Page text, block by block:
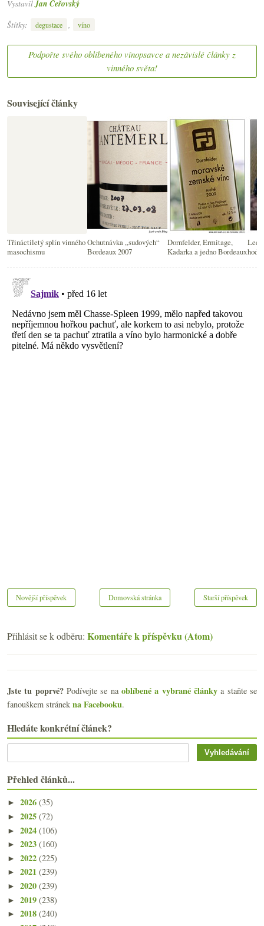
Vystavil Jan Čeřovský
Štítky:
degustace , víno
Podpořte svého oblíbeného vínopsavce a nezávislé články z
vinného světa!
Související články
Třináctiletý splín vinného
masochismu
Ochutnávka „sudových“
Bordeaux 2007
Dornfelder, Ermitage,
Kadarka a jedno Bordeaux
Novější příspěvek Starší příspěvek
Domovská stránka
Přihlásit se k odběru: Komentáře k příspěvku (Atom)
Jste tu poprvé?Podívejte se naoblíbené a vybrané články a staňte se
fanouškem stránek na Facebooku.
Hledáte konkrétní článek?
Přehled článků...
► 2026 (35)
► 2025 (72)
► 2024 (106)
► 2023 (160)
► 2022 (225)
► 2021 (239)
► 2020 (239)
► 2019 (238)
► 2018 (240)